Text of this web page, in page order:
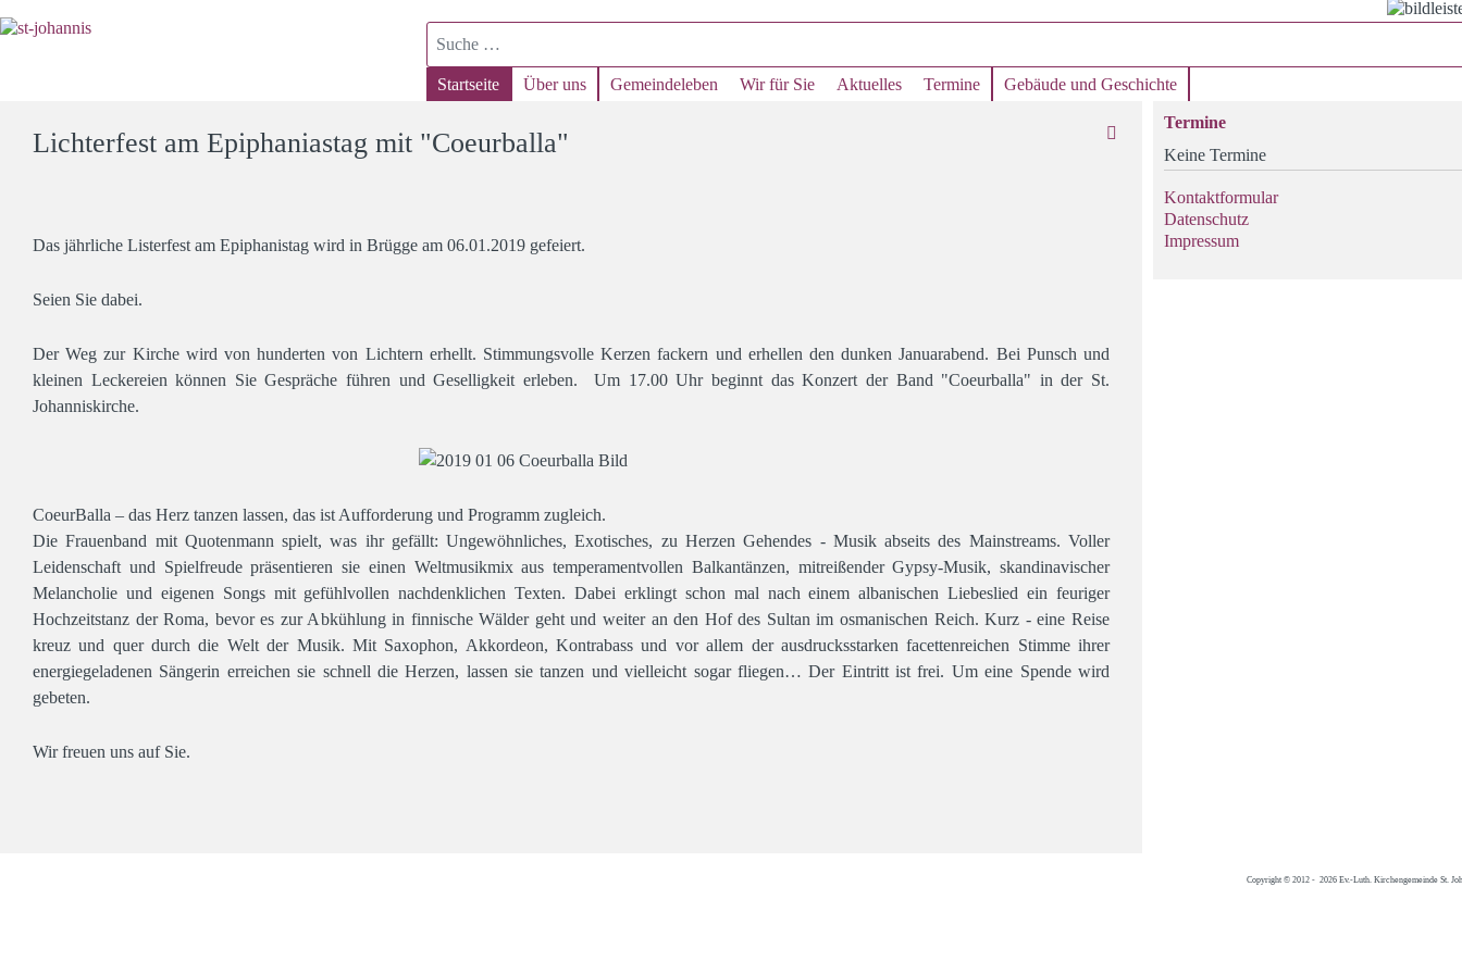
Suchen
Startseite Über uns Gemeindeleben Wir für Sie Aktuelles Termine Gebäude und Geschichte
Lichterfest am Epiphaniastag mit "Coeurballa"
Das jährliche Listerfest am Epiphanistag wird in Brügge am 06.01.2019 gefeiert.
Seien Sie dabei.
Der Weg zur Kirche wird von hunderten von Lichtern erhellt. Stimmungsvolle Kerzen fackern und erhellen den dunken Januarabend. Bei Punsch und
kleinen Leckereien können Sie Gespräche führen und Geselligkeit erleben. Um 17.00 Uhr beginnt das Konzert der Band "Coeurballa" in der St.
Johanniskirche.
CoeurBalla – das Herz tanzen lassen, das ist Aufforderung und Programm zugleich.
Die Frauenband mit Quotenmann spielt, was ihr gefällt: Ungewöhnliches, Exotisches, zu Herzen Gehendes - Musik abseits des Mainstreams. Voller
Leidenschaft und Spielfreude präsentieren sie einen Weltmusikmix aus temperamentvollen Balkantänzen, mitreißender Gypsy-Musik, skandinavischer
Melancholie und eigenen Songs mit gefühlvollen nachdenklichen Texten. Dabei erklingt schon mal nach einem albanischen Liebeslied ein feuriger
Hochzeitstanz der Roma, bevor es zur Abkühlung in finnische Wälder geht und weiter an den Hof des Sultan im osmanischen Reich. Kurz - eine Reise
kreuz und quer durch die Welt der Musik. Mit Saxophon, Akkordeon, Kontrabass und vor allem der ausdrucksstarken facettenreichen Stimme ihrer
energiegeladenen Sängerin erreichen sie schnell die Herzen, lassen sie tanzen und vielleicht sogar fliegen… Der Eintritt ist frei. Um eine Spende wird
gebeten.
Wir freuen uns auf Sie.
Termine
Keine Termine
Kontaktformular
Datenschutz
Impressum
Copyright © 2012 - 2026 Ev.-Luth. Kirchengemeinde St.